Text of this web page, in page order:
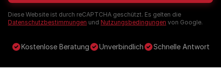
Diese Website ist durch reCAPTCHA geschützt. Es gelten die
Datenschutzbestimmungen und Nutzungsbedingungen von Google.
Kostenlose Beratung Unverbindlich Schnelle Antwort